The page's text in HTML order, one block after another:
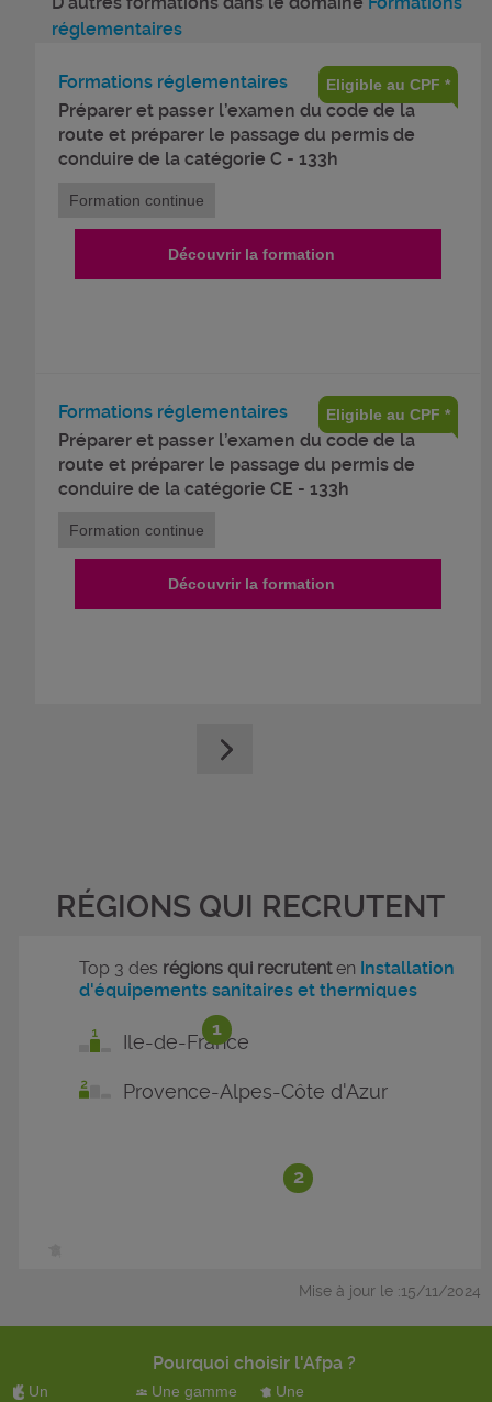
réglementaires
Formations réglementaires
Préparer et passer l’examen du code de la
route et préparer le passage du permis de
conduire de la catégorie C - 133h
Eligible au CPF *
Formation continue
Découvrir la formation
Formations réglementaires
Préparer et passer l’examen du code de la
route et préparer le passage du permis de
conduire de la catégorie CE - 133h
Eligible au CPF *
Formation continue
Découvrir la formation
RÉGIONS QUI RECRUTENT
1
2
Top 3 des régions qui recrutenten Installation
d'équipements sanitaires et thermiques
Ile-de-France
Provence-Alpes-Côte d'Azur
Mise à jour le :15/11/2024
Pourquoi choisir l'Afpa ?
Un
Une gamme
Une